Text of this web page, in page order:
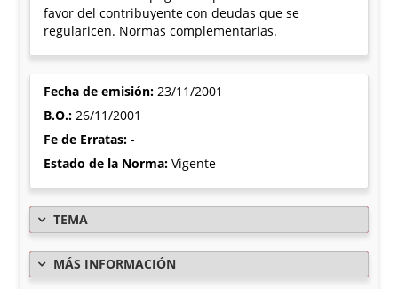
favor del contribuyente con deudas que se
regularicen. Normas complementarias.
Fecha de emisión:23/11/2001
B.O.:26/11/2001
Fe de Erratas:-
Estado de la Norma:Vigente
TEMA
MÁS INFORMACIÓN